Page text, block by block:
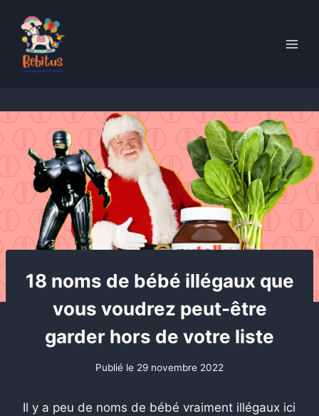
content
18 noms de bébé illégaux que
vous voudrez peut-être
garder hors de votre liste
Publié le 29 novembre 2022
Il y a peu de noms de bébé vraiment illégaux ici